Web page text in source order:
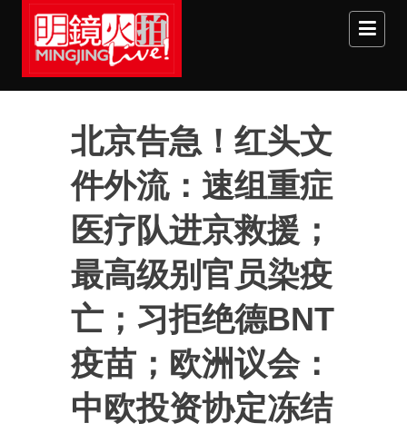
Skip to main content
北京告急！红头文
件外流：速组重症
医疗队进京救援；
最高级别官员染疫
亡；习拒绝德BNT
疫苗；欧洲议会：
中欧投资协定冻结